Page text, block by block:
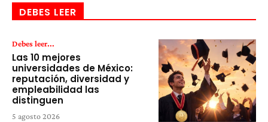
DEBES LEER
Debes leer...
Las 10 mejores
universidades de México:
reputación, diversidad y
empleabilidad las
distinguen
5 agosto 2026